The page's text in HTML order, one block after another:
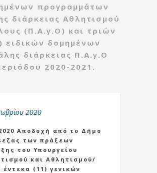
προγραμμάτων
διάρκειας Αθλητισμού
(Π.Α.γ.Ο) και τριών
ειδικών δομημένων
διάρκειας Π.Α.γ.Ο
2020-2021.
2020
Αποδοχή από το Δήμο
των πράξεων
του Υπουργείου
και Αθλητισμού/
έντεκα (11) γενικών